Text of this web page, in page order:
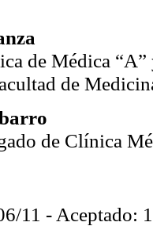
de Médica
de
de Clínica
11 - Aceptado: